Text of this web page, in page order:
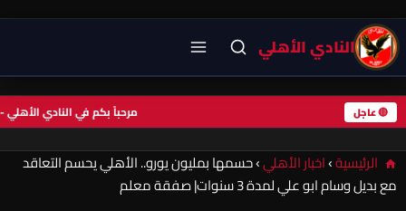
النادي الأهلي
🔴 عاجل مرحباً بكم في النادي
الرئيسية›اخبار الأهلي›حسمها بمليون يورو.. الأهلي يحسم التعاقد
مع بديل وسام ابو علي لمدة 3 سنوات| صفقة معلم